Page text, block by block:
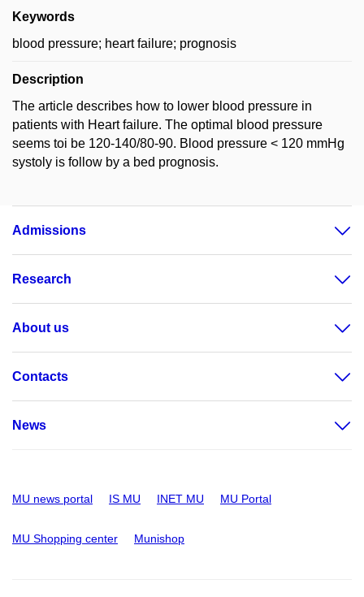
Keywords
blood pressure; heart failure; prognosis
Description
The article describes how to lower blood pressure in
patients with Heart failure. The optimal blood pressure
seems toi be 120-140/80-90. Blood pressure < 120 mmHg
systoly is follow by a bed prognosis.
Admissions
Research
About us
Contacts
News
MU news portal IS MU INET MU MU Portal
MU Shopping center Munishop